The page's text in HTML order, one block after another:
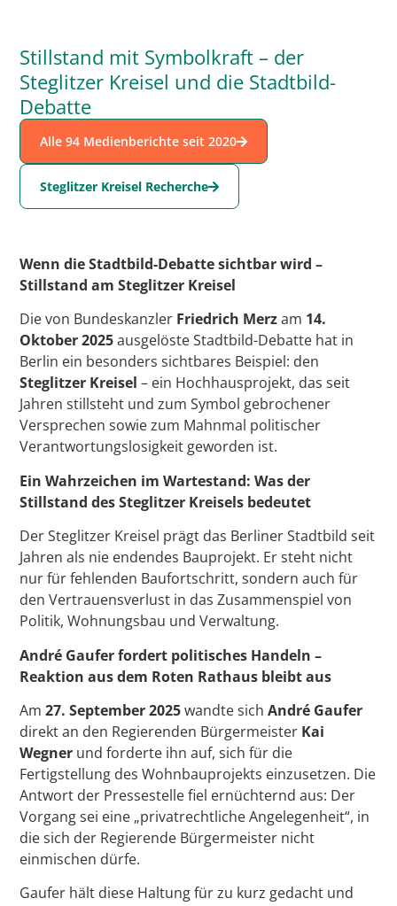
Stillstand mit Symbolkraft – der
Steglitzer Kreisel und die Stadtbild-
Debatte
Alle 94 Medienberichte seit 2020
Steglitzer Kreisel Recherche
Wenn die Stadtbild-Debatte sichtbar wird –
Stillstand am Steglitzer Kreisel
Die von Bundeskanzler Friedrich Merzam 14.
Oktober 2025ausgelöste Stadtbild-Debatte hat in
Berlin ein besonders sichtbares Beispiel: den
Steglitzer Kreisel – ein Hochhausprojekt, das seit
Jahren stillsteht und zum Symbol gebrochener
Versprechen sowie zum Mahnmal politischer
Verantwortungslosigkeit geworden ist.
Ein Wahrzeichen im Wartestand: Was der
Stillstand des Steglitzer Kreisels bedeutet
Der Steglitzer Kreisel prägt das Berliner Stadtbild seit
Jahren als nie endendes Bauprojekt. Er steht nicht
nur für fehlenden Baufortschritt, sondern auch für
den Vertrauensverlust in das Zusammenspiel von
Politik, Wohnungsbau und Verwaltung.
André Gaufer fordert politisches Handeln –
Reaktion aus dem Roten Rathaus bleibt aus
Am27. September 2025wandte sichAndré Gaufer
direkt an den Regierenden Bürgermeister Kai
Wegner und forderte ihn auf, sich für die
Fertigstellung des Wohnbauprojekts einzusetzen. Die
Antwort der Pressestelle fiel ernüchternd aus: Der
Vorgang sei eine „privatrechtliche Angelegenheit“, in
die sich der Regierende Bürgermeister nicht
einmischen dürfe.
Gaufer hält diese Haltung für zu kurz gedacht und